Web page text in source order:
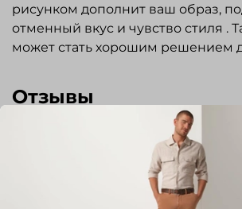
рисунком дополнит ваш образ,
отменный вкус и чувство стиля .
может стать хорошим решением
Отзывы
Отзывов еще никто не оставлял